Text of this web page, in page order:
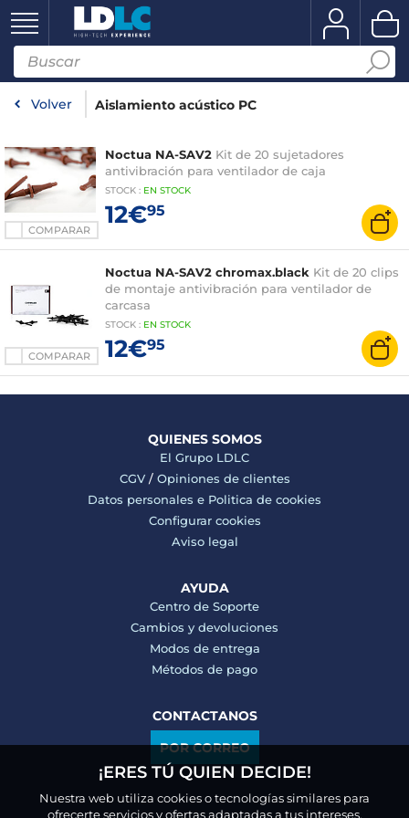
Volver Aislamiento acústico PC
COMPARAR
Noctua NA-SAV2 Kit de 20 sujetadores
antivibración para ventilador de caja
STOCK : EN STOCK
12€95
COMPARAR
Noctua NA-SAV2 chromax.black Kit de 20 clips
de montaje antivibración para ventilador de
carcasa
STOCK : EN STOCK
12€95
QUIENES SOMOS
El Grupo LDLC
CGV/ Opiniones de clientes
Datos personales e Politica de cookies
Configurar cookies
Aviso legal
AYUDA
Centro de Soporte
Cambios y devoluciones
Modos de entrega
Métodos de pago
CONTACTANOS
POR CORREO
¡ERES TÚ QUIEN DECIDE!
Nuestra web utiliza cookies o tecnologías similares para
ofrecerte servicios y ofertas adaptadas a tus intereses,